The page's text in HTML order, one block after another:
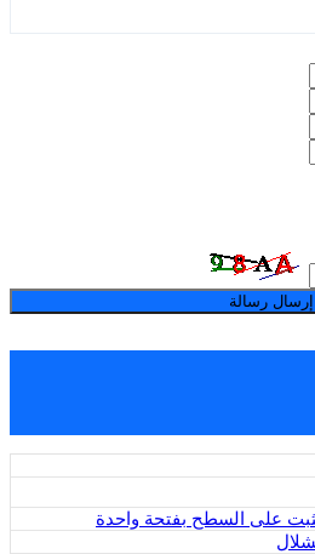
إرسال رسالة
على السطح بفتحة واحدة